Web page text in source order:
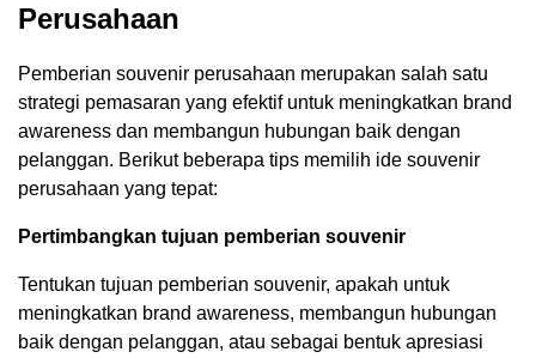
Perusahaan
Pemberian souvenir perusahaan merupakan salah satu
strategi pemasaran yang efektif untuk meningkatkan brand
awareness dan membangun hubungan baik dengan
pelanggan. Berikut beberapa tips memilih ide souvenir
perusahaan yang tepat:
Pertimbangkan tujuan pemberian souvenir
Tentukan tujuan pemberian souvenir, apakah untuk
meningkatkan brand awareness, membangun hubungan
baik dengan pelanggan, atau sebagai bentuk apresiasi